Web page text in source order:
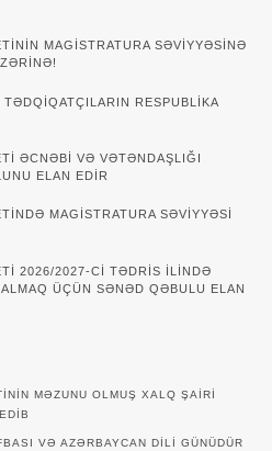
MAGISTRATURA SƏVIYYƏSINƏ
RESPUBLİKA
ƏCNƏBI VƏ VƏTƏNDAŞLIĞI
ELAN EDIR
MAGISTRATURA SƏVIYYƏSI
2026/2027-Cİ TƏDRİS İLİNDƏ
ÜÇÜN SƏNƏD QƏBULU ELAN
MƏZUNU OLMUŞ XALQ ŞAIRI
VƏ AZƏRBAYCAN DILI GÜNÜDÜR